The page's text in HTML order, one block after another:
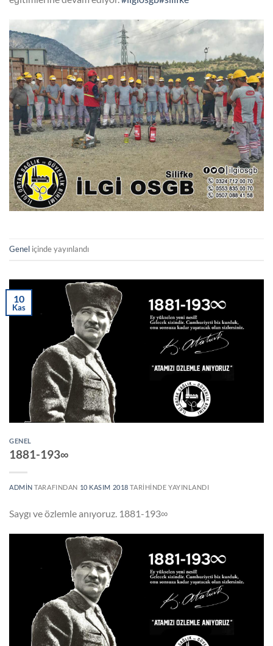
Genel içinde yayınlandı
10
Kas
GENEL
1881-193∞
ADMIN TARAFINDAN 10 KASIM 2018 TARIHINDE YAYINLANDI
Saygı ve özlemle anıyoruz. 1881-193∞